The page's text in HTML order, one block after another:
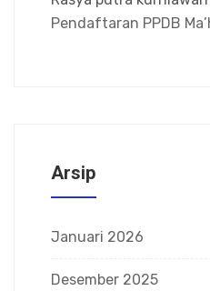
Pendaftaran PPDB
Arsip
Januari 2026
Desember 2025